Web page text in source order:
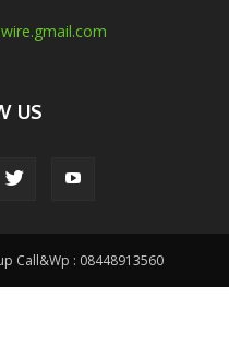
US
Call&Wp : 08448913560